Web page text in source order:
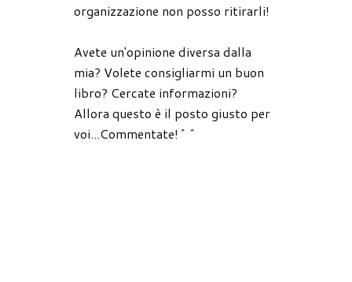
organizzazione non posso ritirarli!
Avete un'opinione diversa dalla
mia? Volete consigliarmi un buon
libro? Cercate informazioni?
Allora questo è il posto giusto per
voi...Commentate!^^